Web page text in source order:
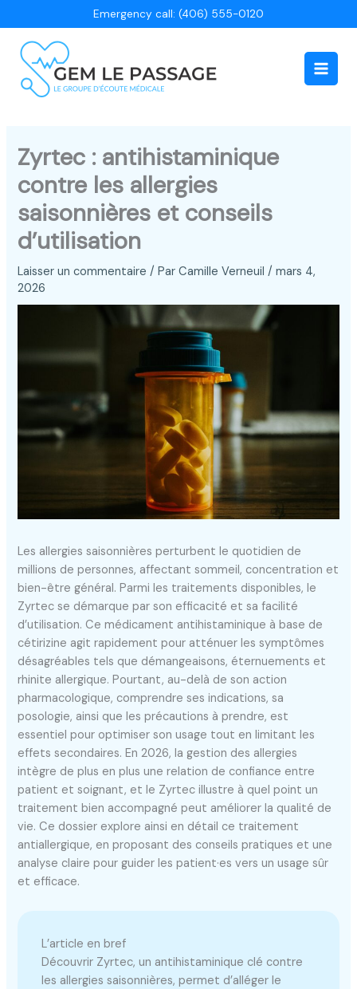
au
contenu
Emergency call: (406) 555-0120
Main
Zyrtec : antihistaminique
contre les allergies
saisonnières et conseils
d’utilisation
Laisser un commentaire / ParCamille Verneuil/mars 4,
2026
Les allergies saisonnières perturbent le quotidien de
millions de personnes, affectant sommeil, concentration et
bien-être général. Parmi les traitements disponibles, le
Zyrtec se démarque par son efficacité et sa facilité
d’utilisation. Ce médicament antihistaminique à base de
cétirizine agit rapidement pour atténuer les symptômes
désagréables tels que démangeaisons, éternuements et
rhinite allergique. Pourtant, au-delà de son action
pharmacologique, comprendre ses indications, sa
posologie, ainsi que les précautions à prendre, est
essentiel pour optimiser son usage tout en limitant les
effets secondaires. En 2026, la gestion des allergies
intègre de plus en plus une relation de confiance entre
patient et soignant, et le Zyrtec illustre à quel point un
traitement bien accompagné peut améliorer la qualité de
vie. Ce dossier explore ainsi en détail ce traitement
antiallergique, en proposant des conseils pratiques et une
analyse claire pour guider les patient·es vers un usage sûr
et efficace.
L’article en bref
Découvrir Zyrtec, un antihistaminique clé contre
les allergies saisonnières, permet d’alléger le